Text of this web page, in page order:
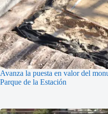
Avanza la puesta en valor del
Parque de la Estación